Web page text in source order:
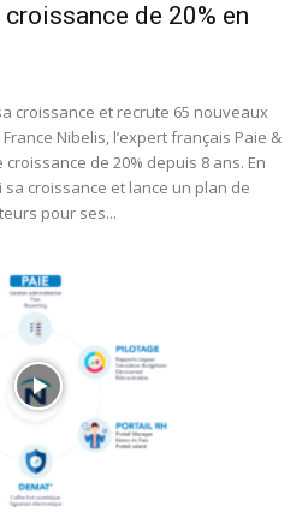
de 20% en
croissance et recrute 65 nouveaux
Nibelis, l’expert français Paie &
croissance de 20% depuis 8 ans. En
sa croissance et lance un plan de
pour ses...